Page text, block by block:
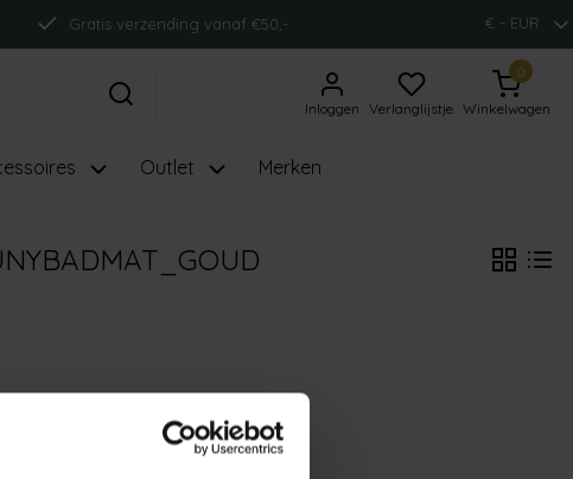
Gratis verzending vanaf €50,- € - EUR
Inloggen Verlanglijstje
0
Winkelwagen
Outlet Merken